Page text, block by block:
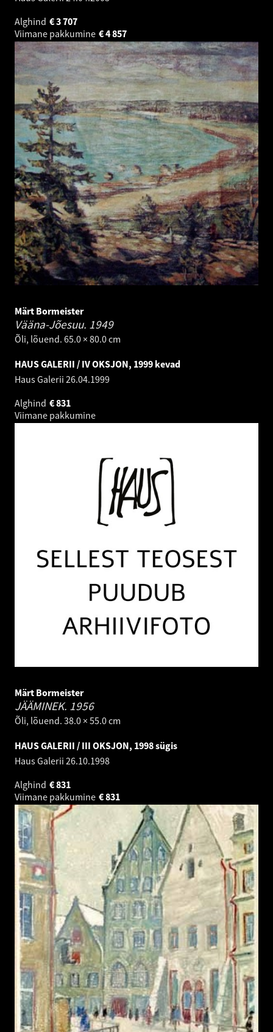
Alghind
3 707
€
Viimane pakkumine
4 857
€
Märt Bormeister
Vääna-Jõesuu. 1949
Õli, lõuend. 65.0 × 80.0 cm
HAUS GALERII / IV OKSJON, 1999 kevad
Haus Galerii 26.04.1999
Alghind
831
€
Viimane pakkumine
Märt Bormeister
JÄÄMINEK. 1956
Õli, lõuend. 38.0 × 55.0 cm
HAUS GALERII / III OKSJON, 1998 sügis
Haus Galerii 26.10.1998
Alghind
831
€
Viimane pakkumine
831
€